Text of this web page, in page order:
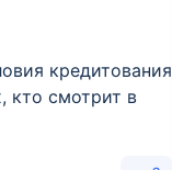
кредитования
кто смотрит в